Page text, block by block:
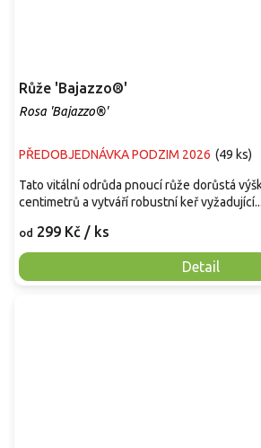
Růže 'Bajazzo®'
Rosa 'Bajazzo®'
PŘEDOBJEDNÁVKA PODZIM 2026 (49 ks)
od 299 Kč / ks
Detail
Tato vitální odrůda pnoucí růže dorůstá
centimetrů a vytváří robustní keř vyžadující...